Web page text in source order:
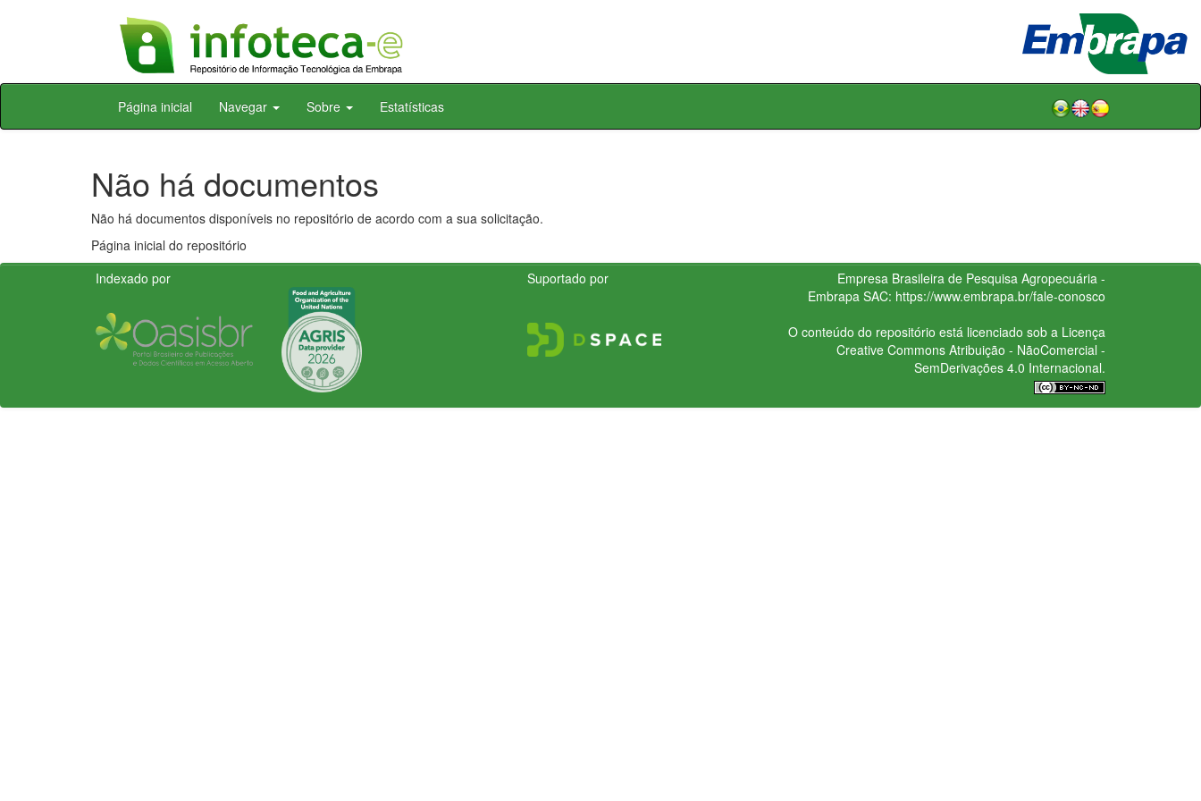
Skip
Página inicial Navegar Sobre Estatísticas
Não há documentos
Não há documentos disponíveis no repositório de acordo com a sua solicitação.
Página inicial do repositório
Indexado por
Suportado por
Empresa Brasileira de Pesquisa Agropecuária -
Embrapa SAC: https://www.embrapa.br/fale-conosco
O conteúdo do repositório está licenciado sob a Licença
Creative CommonsAtribuição - NãoComercial -
SemDerivações 4.0 Internacional.